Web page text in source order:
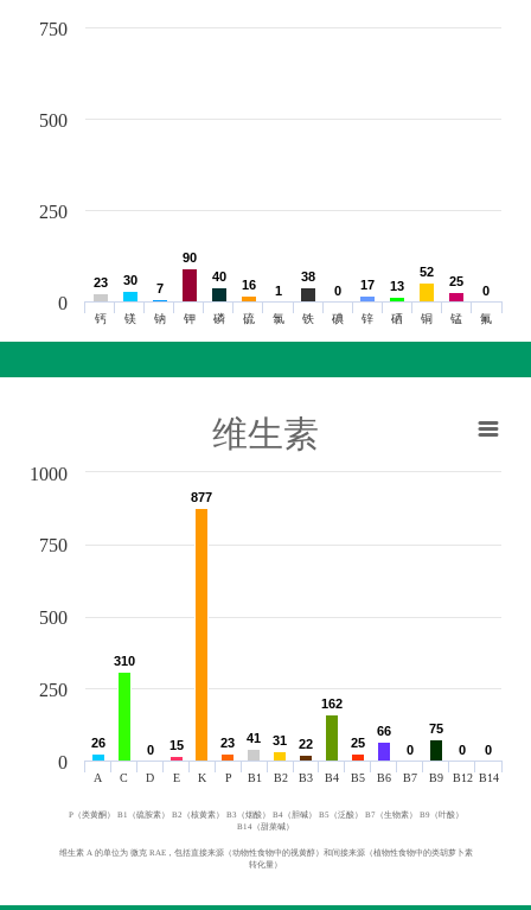
23
23 30
30
7
7
90
90
40
40
16
16 1
1
38
38
0
0 17
17 13
13
52
52
25
25
0
0
钙 镁 钠 钾 磷 硫 氯 铁 碘 锌 硒 铜 锰 氟
0
250
500
750
维生素
26
26
310
310
0
0 15
15
877
877
23
23 41
41 31
31 22
22
162
162
25
25
66
66
0
0
75
75
0
0 0
0
A C D E K P B1 B2 B3 B4 B5 B6 B7 B9 B12 B14
0
250
500
750
1000
P（类黄酮） B1（硫胺素） B2（核黄素） B3（烟酸） B4（胆碱） B5（泛酸） B7（生物素） B9（叶酸）
B14（甜菜碱）
维生素 A 的单位为 微克 RAE，包括直接来源（动物性食物中的视黄醇）和间接来源（植物性食物中的类胡萝卜素
转化量）